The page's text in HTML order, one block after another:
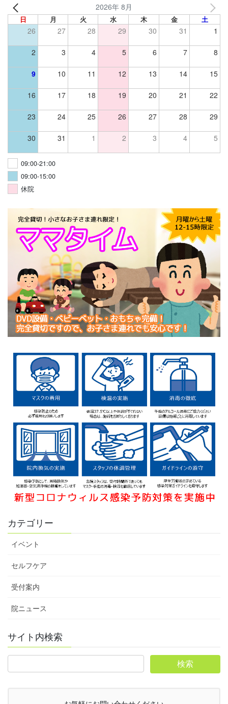
2026年 8月
日 月 火 水 木 金 土
26 27 28 29 30 31 1
2 3 4 5 6 7 8
9 10 11 12 13 14 15
16 17 18 19 20 21 22
23 24 25 26 27 28 29
30 31 1 2 3 4 5
09:00-21:00
09:00-15:00
休院
カテゴリー
イベント
セルフケア
受付案内
院ニュース
サイト内検索